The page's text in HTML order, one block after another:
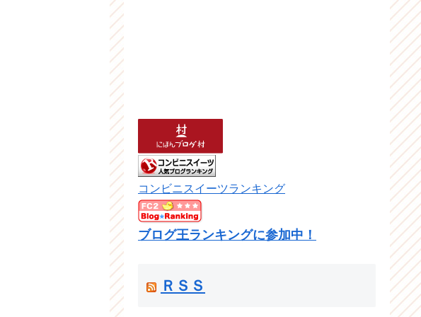
コンビニスイーツランキング
ブログ王ランキングに参加中！
ＲＳＳ